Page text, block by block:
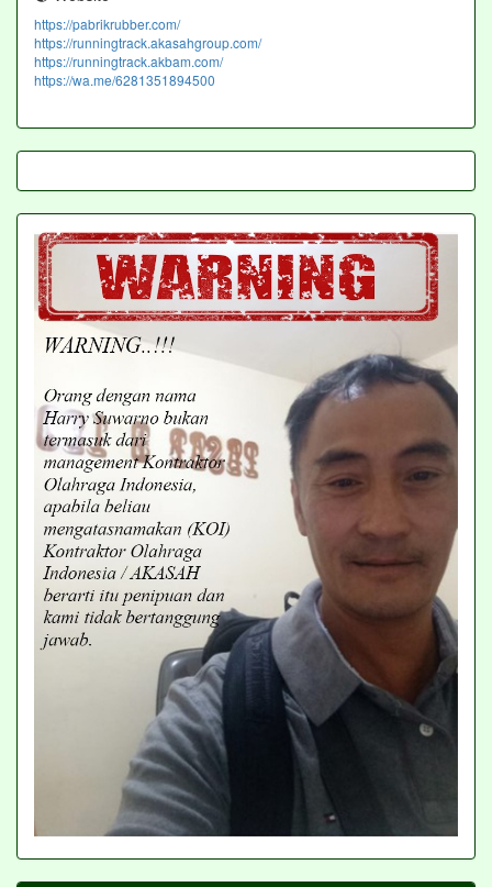
https://pabrikrubber.com/
https://runningtrack.akasahgroup.com/
https://runningtrack.akbam.com/
https://wa.me/6281351894500